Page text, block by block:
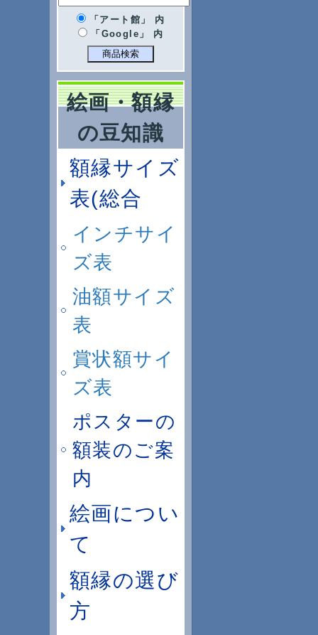
「アート館」 内
「Google」 内
絵画・額縁
の豆知識
額縁サイズ
表(総合
インチサイ
ズ表
油額サイズ
表
賞状額サイ
ズ表
ポスターの
額装のご案
内
絵画につい
て
額縁の選び
方